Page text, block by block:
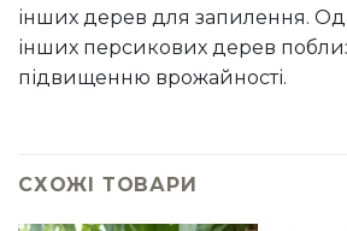
інших дерев для запилення.
інших персикових дерев
підвищенню врожайності.
СХОЖІ ТОВАРИ